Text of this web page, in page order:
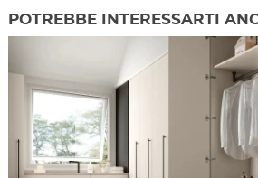
POTREBBE INTERESSARTI